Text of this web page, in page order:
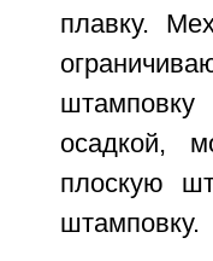
плавку.
осадкой,
плоскую
штамповку.